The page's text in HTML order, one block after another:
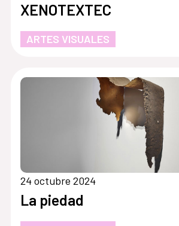
XENOTEXTEC
ARTES VISUALES
24 octubre 2024
La piedad